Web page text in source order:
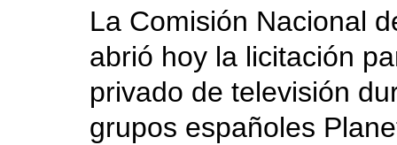
La Comisión Nacional
abrió hoy la licitación
privado de televisión
grupos españoles